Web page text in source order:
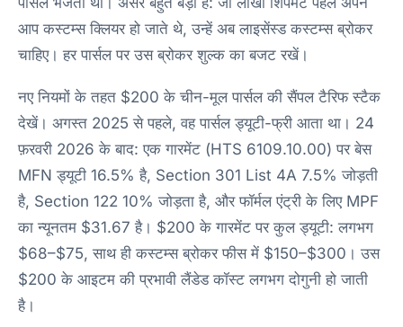
आप कस्टम्स क्लियर हो जाते थे, उन्हें अब लाइसेंस्ड कस्टम्स ब्रोकर
चाहिए। हर पार्सल पर उस ब्रोकर शुल्क का बजट रखें।
नए नियमों के तहत $200 के चीन-मूल पार्सल की सैंपल टैरिफ स्टैक
देखें। अगस्त 2025 से पहले, वह पार्सल ड्यूटी-फ्री आता था। 24
फ़रवरी 2026 के बाद: एक गारमेंट (HTS 6109.10.00) पर बेस
MFN ड्यूटी 16.5% है, Section 301 List 4A 7.5% जोड़ती
है, Section 122 10% जोड़ता है, और फॉर्मल एंट्री के लिए MPF
का न्यूनतम $31.67 है। $200 के गारमेंट पर कुल ड्यूटी: लगभग
$68–$75, साथ ही कस्टम्स ब्रोकर फीस में $150–$300। उस
$200 के आइटम की प्रभावी लैंडेड कॉस्ट लगभग दोगुनी हो जाती
है।